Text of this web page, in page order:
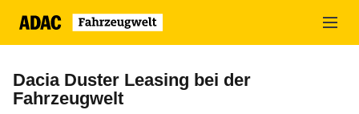
Dacia Duster Leasing bei der
Fahrzeugwelt